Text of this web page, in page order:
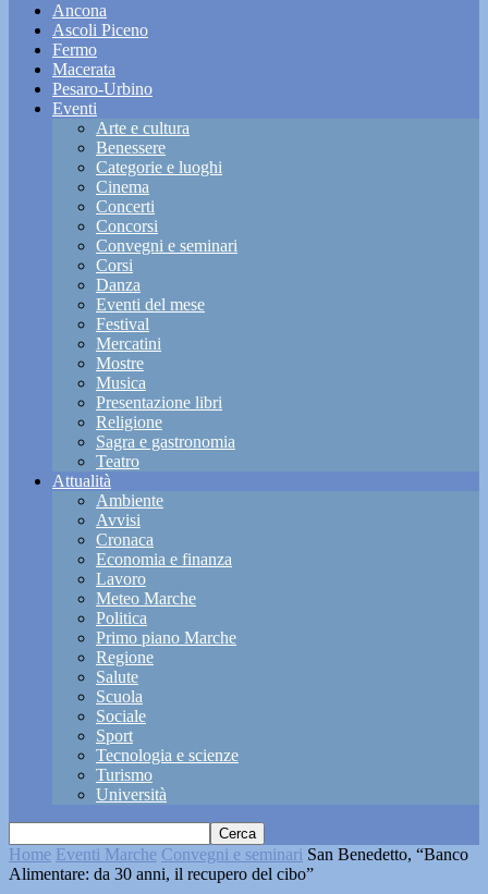
Ancona
Ascoli Piceno
Fermo
Macerata
Pesaro-Urbino
Eventi
Arte e cultura
Benessere
Categorie e luoghi
Cinema
Concerti
Concorsi
Convegni e seminari
Corsi
Danza
Eventi del mese
Festival
Mercatini
Mostre
Musica
Presentazione libri
Religione
Sagra e gastronomia
Teatro
Attualità
Ambiente
Avvisi
Cronaca
Economia e finanza
Lavoro
Meteo Marche
Politica
Primo piano Marche
Regione
Salute
Scuola
Sociale
Sport
Tecnologia e scienze
Turismo
Università
Home Eventi Marche Convegni e seminari San Benedetto, “Banco
Alimentare: da 30 anni, il recupero del cibo”